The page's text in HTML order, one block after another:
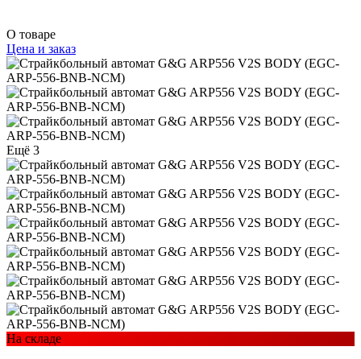
О товаре
Цена и заказ
Ещё 3
На складе